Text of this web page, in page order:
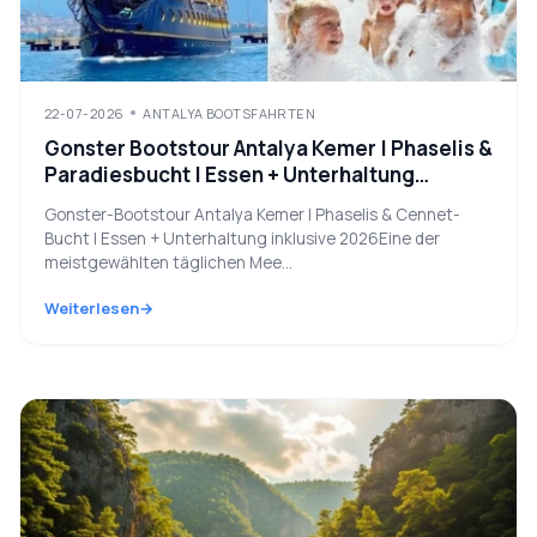
22-07-2026 ANTALYA BOOTSFAHRTEN
Gonster Bootstour Antalya Kemer | Phaselis &
Paradiesbucht | Essen + Unterhaltung
Gonster-Bootstour Antalya Kemer | Phaselis & Cennet-
Bucht | Essen + Unterhaltung inklusive 2026Eine der
meistgewählten täglichen Mee...
Weiterlesen